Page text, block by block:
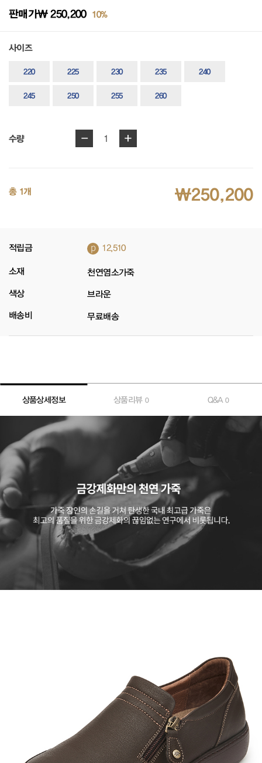
판매가₩ 250,200 10%
사이즈
220 225 230 235 240
245 250 255 260
수량 - 1 +
총 1개 ₩250,200
적립금 p 12,510
소재 천연염소가죽
색상 브라운
배송비 무료배송
상품상세정보 상품리뷰 0 Q&A0